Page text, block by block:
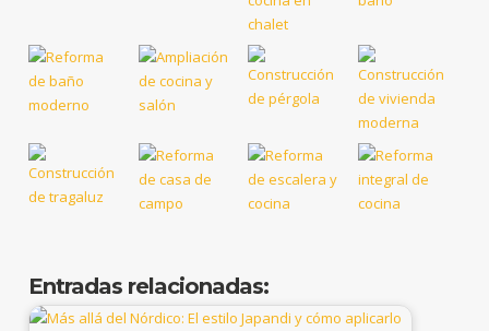
Entradas relacionadas: